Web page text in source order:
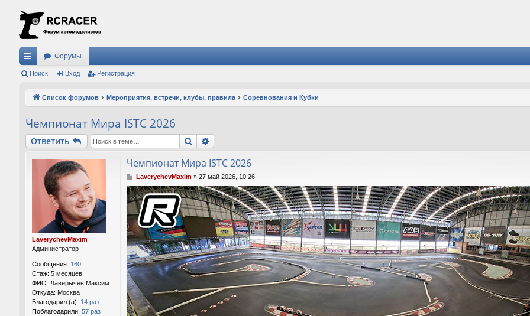
с
и
Форумы
Поиск Вход Регистрация
Список форумов Мероприятия, встречи, клубы, правила Соревнования и Кубки
Чемпионат Мира ISTC 2026
Ответить Поиск
LaverychevMaxim
Администратор
Сообщения: 160
Стаж: 5 месяцев
ФИО: Лаверычев Максим
Откуда: Москва
Благодарил (а): 14 раз
Поблагодарили: 57 раз
Чемпионат Мира ISTC 2026
С
о
о
б
щ
е
н
и
е
LaverychevMaxim » 27 май 2026, 10:26